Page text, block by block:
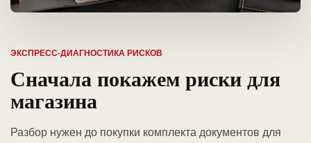
ЭКСПРЕСС-ДИАГНОСТИКА РИСКОВ
Сначала покажем риски для
магазина
Разбор нужен до покупки комплекта документов для